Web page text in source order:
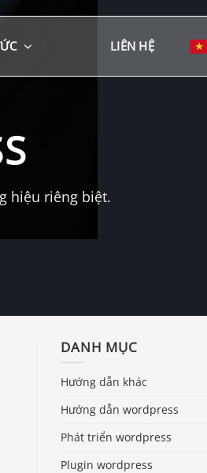
LIÊN HỆ
hiệu riêng biệt.
DANH MỤC
Hướng dẫn khác
Hướng dẫn wordpress
Phát triển wordpress
Plugin wordpress